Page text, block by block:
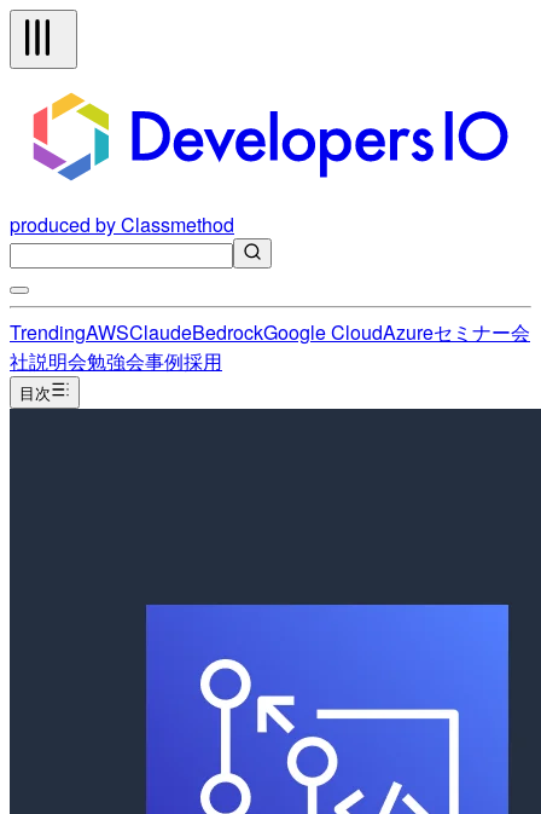
produced by Classmethod
TrendingAWSClaudeBedrockGoogle CloudAzureセミナー会
社説明会勉強会事例採用
目次